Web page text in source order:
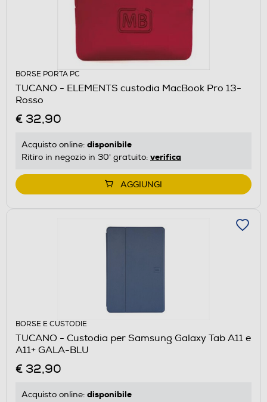
BORSE PORTA PC
TUCANO - ELEMENTS custodia MacBook Pro 13-
Rosso
€ 32,90
Acquisto online: disponibile
Ritiro in negozio in 30' gratuito: verifica
AGGIUNGI
BORSE E CUSTODIE
TUCANO - Custodia per Samsung Galaxy Tab A11 e
A11+ GALA-BLU
€ 32,90
Acquisto online: disponibile